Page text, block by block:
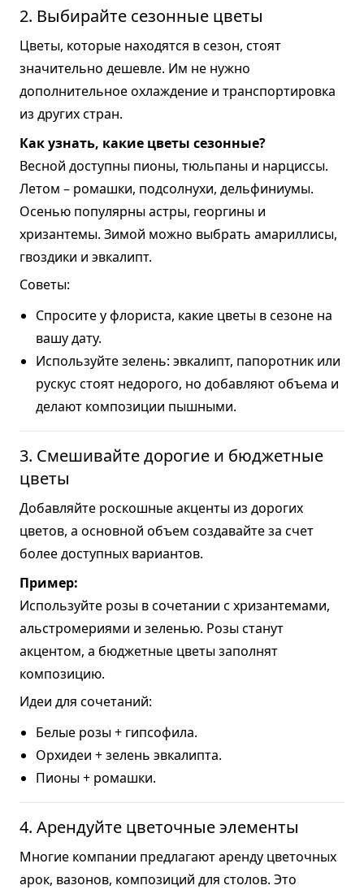
2. Выбирайте сезонные цветы
Цветы, которые находятся в сезон, стоят
значительно дешевле. Им не нужно
дополнительное охлаждение и транспортировка
из других стран.
Как узнать, какие цветы сезонные?
Весной доступны пионы, тюльпаны и нарциссы.
Летом – ромашки, подсолнухи, дельфиниумы.
Осенью популярны астры, георгины и
хризантемы. Зимой можно выбрать амариллисы,
гвоздики и эвкалипт.
Советы:
Спросите у флориста, какие цветы в сезоне на
вашу дату.
Используйте зелень: эвкалипт, папоротник или
рускус стоят недорого, но добавляют объема и
делают композиции пышными.
3. Смешивайте дорогие и бюджетные
цветы
Добавляйте роскошные акценты из дорогих
цветов, а основной объем создавайте за счет
более доступных вариантов.
Пример:
Используйте розы в сочетании с хризантемами,
альстромериями и зеленью. Розы станут
акцентом, а бюджетные цветы заполнят
композицию.
Идеи для сочетаний:
Белые розы + гипсофила.
Орхидеи + зелень эвкалипта.
Пионы + ромашки.
4. Арендуйте цветочные элементы
Многие компании предлагают аренду цветочных
арок, вазонов, композиций для столов. Это